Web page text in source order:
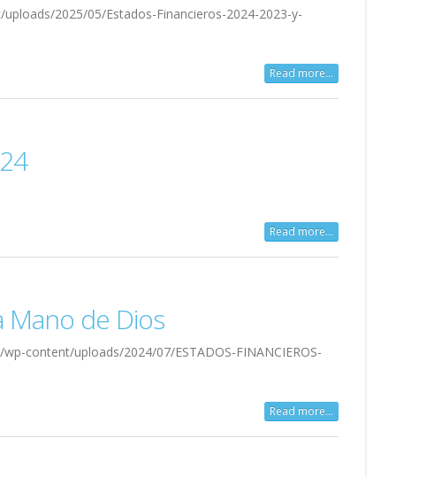
2025/05/Estados-Financieros-2024-2023-y-
Read more...
Read more...
Mano de Dios
content/uploads/2024/07/ESTADOS-FINANCIEROS-
Read more...